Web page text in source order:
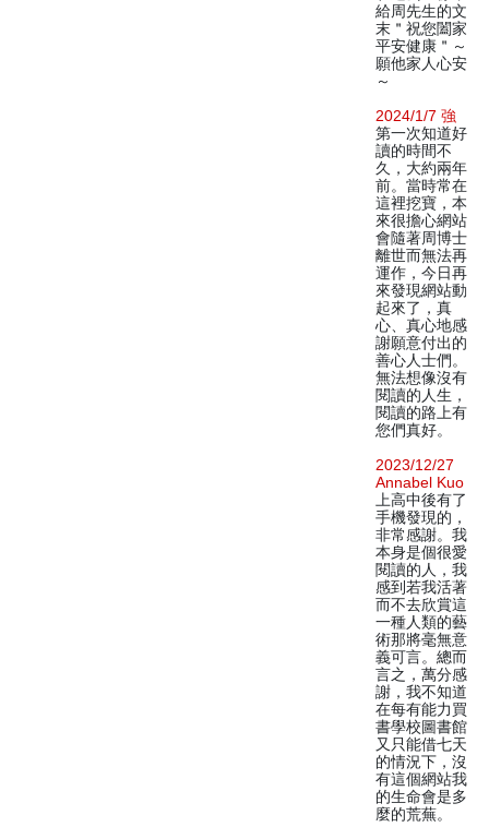
給周先生的文
末＂祝您闔家
平安健康＂～
願他家人心安
～
2024/1/7 強
第一次知道好
讀的時間不
久，大約兩年
前。當時常在
這裡挖寶，本
來很擔心網站
會隨著周博士
離世而無法再
運作，今日再
來發現網站動
起來了，真
心、真心地感
謝願意付出的
善心人士們。
無法想像沒有
閱讀的人生，
閱讀的路上有
您們真好。
2023/12/27
Annabel Kuo
上高中後有了
手機發現的，
非常感謝。我
本身是個很愛
閱讀的人，我
感到若我活著
而不去欣賞這
一種人類的藝
術那將毫無意
義可言。總而
言之，萬分感
謝，我不知道
在每有能力買
書學校圖書館
又只能借七天
的情況下，沒
有這個網站我
的生命會是多
麼的荒蕪。